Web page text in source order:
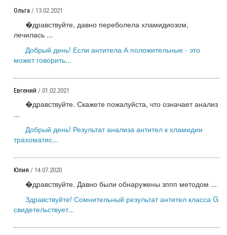
Ольга / 13.02.2021
�дравствуйте, давно переболела хламидиозом,
лечилась ...
Добрый день! Если антитела А положительные - это
может говорить...
Евгений / 01.02.2021
�дравствуйте. Скажете пожалуйста, что означает анализ
...
Добрый день! Результат анализа антител к хламидии
трахоматис...
Юлия / 14.07.2020
�дравствуйте. Давно были обнаружены зппп методом ...
Здравствуйте! Сомнительный результат антител класса G
свидетельствует...